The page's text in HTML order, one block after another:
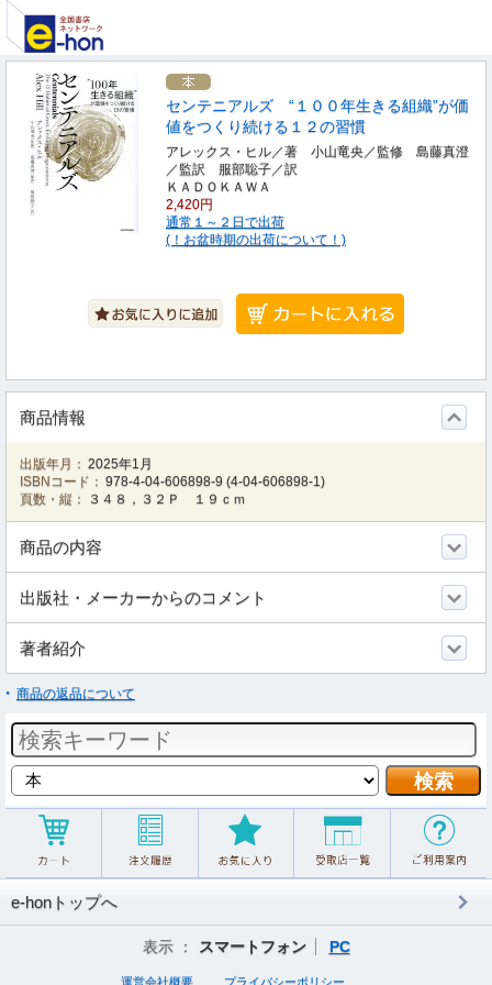
センテニアルズ “１００年生きる組織”が価
値をつくり続ける１２の習慣
アレックス・ヒル／著 小山竜央／監修 島藤真澄
／監訳 服部聡子／訳
ＫＡＤＯＫＡＷＡ
2,420円
通常１～２日で出荷
(！お盆時期の出荷について！)
商品情報
出版年月： 2025年1月
ISBNコード： 978-4-04-606898-9 (4-04-606898-1)
頁数・縦：
３４８，３２Ｐ １９ｃｍ
商品の内容
出版社・メーカーからのコメント
著者紹介
商品の返品について
e-honトップへ
表示 ： スマートフォン PC
運営会社概要 プライバシーポリシー